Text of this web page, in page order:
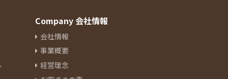
Company 会社情報
会社情報
事業概要
経営理念